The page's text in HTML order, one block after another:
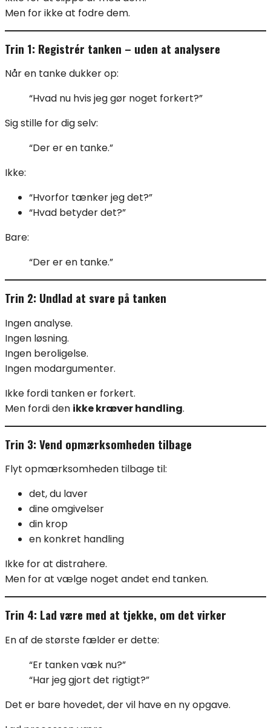
Men for ikke at fodre dem.
Trin 1: Registrér tanken – uden at analysere
Når en tanke dukker op:
“Hvad nu hvis jeg gør noget forkert?”
Sig stille for dig selv:
“Der er en tanke.”
Ikke:
“Hvorfor tænker jeg det?”
“Hvad betyder det?”
Bare:
“Der er en tanke.”
Trin 2: Undlad at svare på tanken
Ingen analyse.
Ingen løsning.
Ingen beroligelse.
Ingen modargumenter.
Ikke fordi tanken er forkert.
Men fordi den ikke kræver handling.
Trin 3: Vend opmærksomheden tilbage
Flyt opmærksomheden tilbage til:
det, du laver
dine omgivelser
din krop
en konkret handling
Ikke for at distrahere.
Men for at vælge noget andet end tanken.
Trin 4: Lad være med at tjekke, om det virker
En af de største fælder er dette:
“Er tanken væk nu?”
“Har jeg gjort det rigtigt?”
Det er bare hovedet, der vil have en ny opgave.